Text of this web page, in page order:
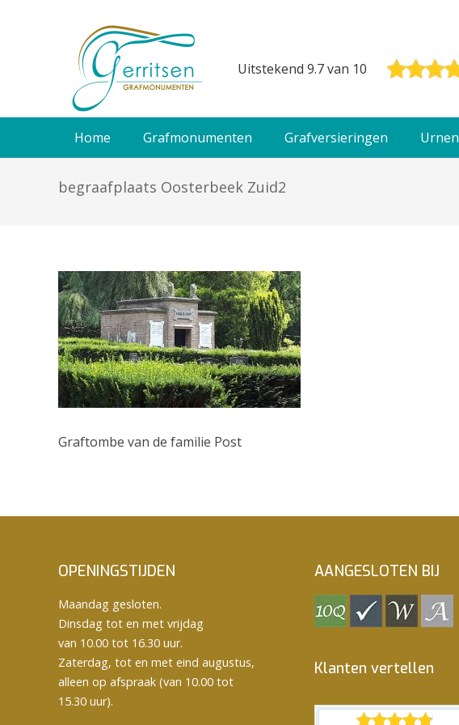
Uitstekend 9.7 van 10
Home Grafmonumenten Grafversieringen Urnen
begraafplaats Oosterbeek Zuid2
Graftombe van de familie Post
OPENINGSTIJDEN
Maandag gesloten.
Dinsdag tot en met vrijdag
van 10.00 tot 16.30 uur.
Zaterdag, tot en met eind augustus,
alleen op afspraak (van 10.00 tot
15.30 uur).
AANGESLOTEN BIJ
Klanten vertellen